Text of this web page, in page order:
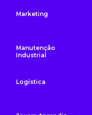
Marketing
Manutenção
Industrial
Logística